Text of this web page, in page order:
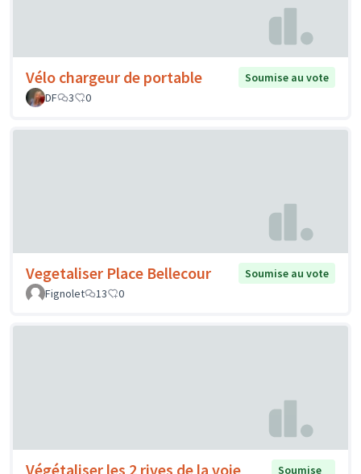
Vélo chargeur de portable
Soumise au vote
DF
3 0
Vegetaliser Place Bellecour
Soumise au vote
Fignolet
13 0
Végétaliser les 2 rives de la voie
Soumise